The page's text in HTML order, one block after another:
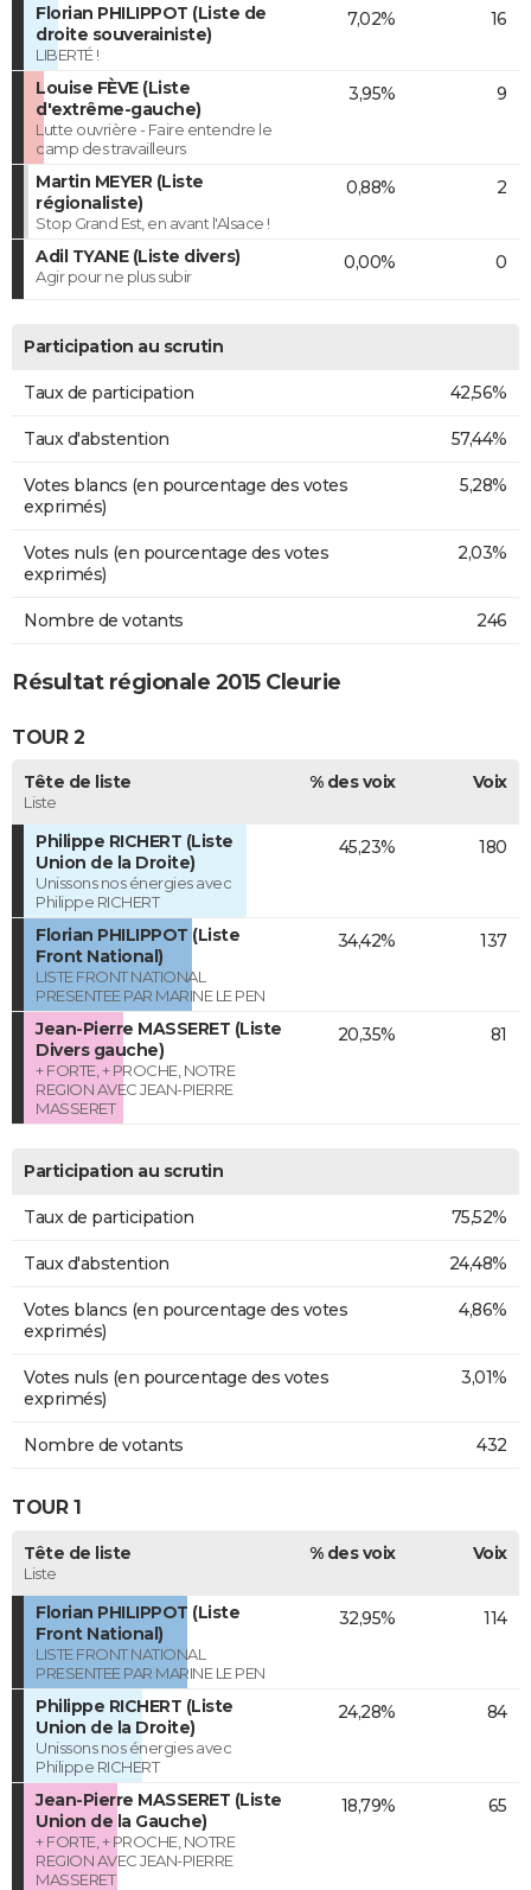
Florian PHILIPPOT (Liste de
droite souverainiste)
LIBERTÉ !
7,02% 16
Louise FÈVE (Liste
d'extrême-gauche)
Lutte ouvrière - Faire entendre le
camp des travailleurs
3,95% 9
Martin MEYER (Liste
régionaliste)
Stop Grand Est, en avant l'Alsace !
0,88% 2
Adil TYANE (Liste divers)
Agir pour ne plus subir
0,00% 0
Participation au scrutin
Taux de participation 42,56%
Taux d'abstention 57,44%
Votes blancs (en pourcentage des votes
exprimés)
5,28%
Votes nuls (en pourcentage des votes
exprimés)
2,03%
Nombre de votants 246
Résultat régionale 2015 Cleurie
TOUR 2
Tête de liste
Liste
% des voix Voix
Philippe RICHERT (Liste
Union de la Droite)
Unissons nos énergies avec
Philippe RICHERT
45,23% 180
Florian PHILIPPOT (Liste
Front National)
LISTE FRONT NATIONAL
PRESENTEE PAR MARINE LE PEN
34,42% 137
Jean-Pierre MASSERET (Liste
Divers gauche)
+ FORTE, + PROCHE, NOTRE
REGION AVEC JEAN-PIERRE
MASSERET
20,35% 81
Participation au scrutin
Taux de participation 75,52%
Taux d'abstention 24,48%
Votes blancs (en pourcentage des votes
exprimés)
4,86%
Votes nuls (en pourcentage des votes
exprimés)
3,01%
Nombre de votants 432
TOUR 1
Tête de liste
Liste
% des voix Voix
Florian PHILIPPOT (Liste
Front National)
LISTE FRONT NATIONAL
PRESENTEE PAR MARINE LE PEN
32,95% 114
Philippe RICHERT (Liste
Union de la Droite)
Unissons nos énergies avec
Philippe RICHERT
24,28% 84
Jean-Pierre MASSERET (Liste
Union de la Gauche)
+ FORTE, + PROCHE, NOTRE
REGION AVEC JEAN-PIERRE
MASSERET
18,79% 65